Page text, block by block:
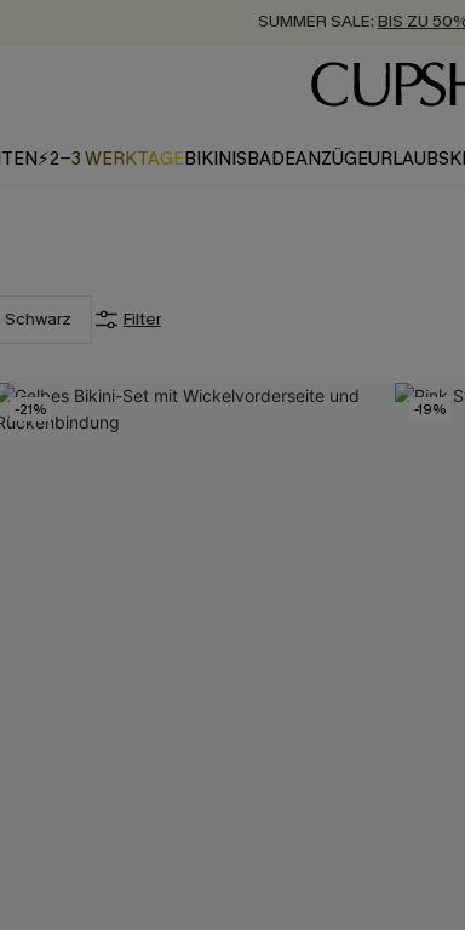
SUMMER SALE: BIS ZU
ZUM NEWSLETTER:BIS ZU -20%
KOSTENLOSER
⚡2-3 WERKTAGEBIKINISBADEANZÜGE
Schwarz Filter
-21% -19%